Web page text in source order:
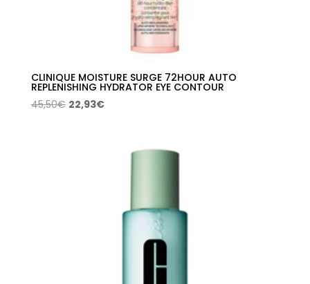
CLINIQUE MOISTURE SURGE 72HOUR AUTO
REPLENISHING HYDRATOR EYE CONTOUR
45,50€ El
22,93€El